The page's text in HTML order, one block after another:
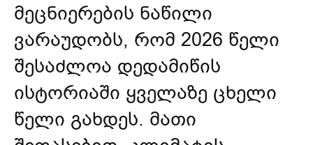
მეცნიერების ნაწილი
ვარაუდობს, რომ 2026 წელი
შესაძლოა დედამიწის
ისტორიაში ყველაზე ცხელი
წელი გახდეს. მათი